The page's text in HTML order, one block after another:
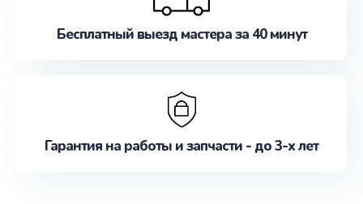
Бесплатный выезд мастера за 40 минут
Гарантия на работы и запчасти - до 3-х лет